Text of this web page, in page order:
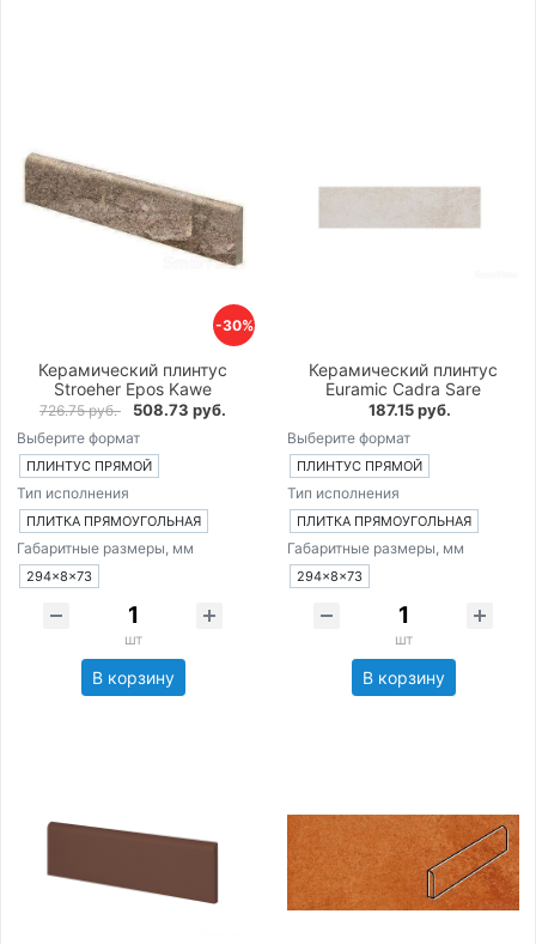
-30%
Керамический плинтус
Stroeher Epos Kawe
726.75 руб. 508.73 руб.
Выберите формат
ПЛИНТУС ПРЯМОЙ
Тип исполнения
ПЛИТКА ПРЯМОУГОЛЬНАЯ
Габаритные размеры, мм
294×8×73
шт
В корзину
Керамический плинтус
Euramic Cadra Sare
187.15 руб.
Выберите формат
ПЛИНТУС ПРЯМОЙ
Тип исполнения
ПЛИТКА ПРЯМОУГОЛЬНАЯ
Габаритные размеры, мм
294×8×73
шт
В корзину